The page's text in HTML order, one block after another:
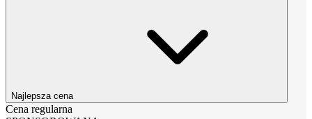
Najlepsza cena
Cena regularna